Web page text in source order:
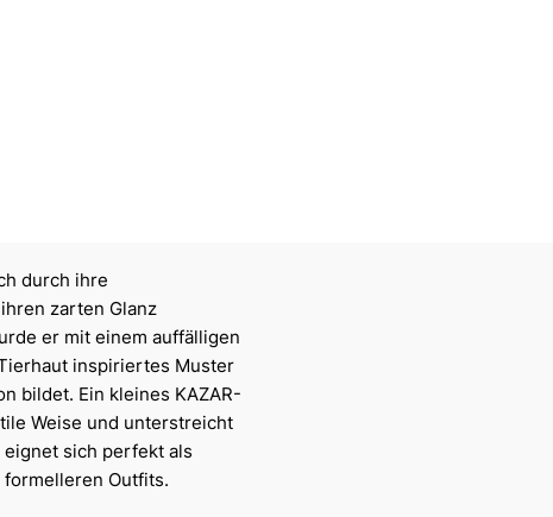
durch ihre
zarten Glanz
er mit einem auffälligen
inspiriertes Muster
bildet. Ein kleines KAZAR-
Weise und unterstreicht
sich perfekt als
Outfits.